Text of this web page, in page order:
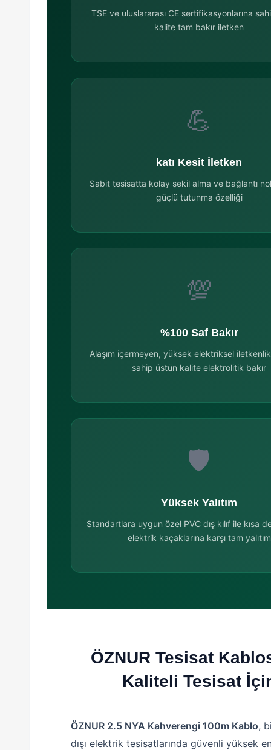
TSE ve uluslararası CE sertifikasyonlarına
kalite tam bakır iletken
💪
katı Kesit İletken
Sabit tesisatta kolay şekil alma ve bağlantı
güçlü tutunma özelliği
💯
%100 Saf Bakır
Alaşım içermeyen, yüksek elektriksel
sahip üstün kalite elektrolitik bakır
🛡️
Yüksek Yalıtım
Standartlara uygun özel PVC dış kılıf ile kısa
elektrik kaçaklarına karşı tam yalıtım
ÖZNUR Tesisat
Kaliteli Tesisat
ÖZNUR 2.5 NYA Kahverengi 100m Kablo,
dışı elektrik tesisatlarında güvenli yüksek